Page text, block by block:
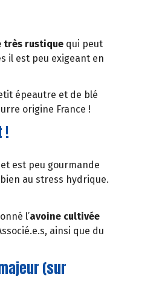
très rustique qui peut
il est peu exigeant en
épeautre et de blé
origine France !
!
est peu gourmande
au stress hydrique.
l’avoine cultivée
ainsi que du
(sur